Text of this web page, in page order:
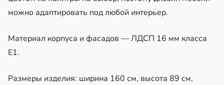
можно адаптировать под любой интерьер.
Материал корпуса и фасадов — ЛДСП 16 мм класса
Е1.
Размеры изделия: ширина 160 см, высота 89 см,